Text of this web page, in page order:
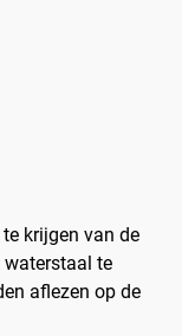
krijgen van de
waterstaal te
aflezen op de